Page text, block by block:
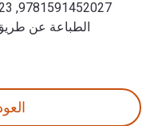
الطباعة عن طريق